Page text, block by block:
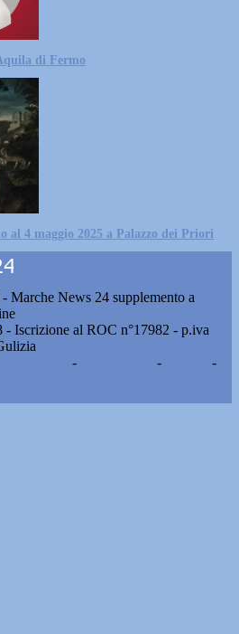
di Fermo
al 4 maggio 2025 a Palazzo dei Priori
Marche News 24 supplemento a
- Iscrizione al ROC n°17982 - p.iva
- -
-